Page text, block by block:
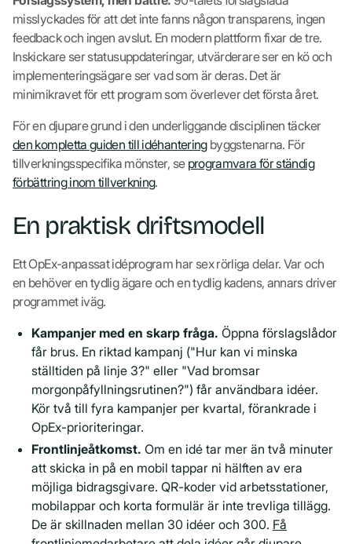
misslyckades för att det inte fanns någon transparens, ingen
feedback och ingen avslut. En modern plattform fixar de tre.
Inskickare ser statusuppdateringar, utvärderare ser en kö och
implementeringsägare ser vad som är deras. Det är
minimikravet för ett program som överlever det första året.
För en djupare grund i den underliggande disciplinen täcker
den kompletta guiden till idéhanteringbyggstenarna. För
tillverkningsspecifika mönster, se programvara för ständig
förbättring inom tillverkning.
En praktisk driftsmodell
Ett OpEx-anpassat idéprogram har sex rörliga delar. Var och
en behöver en tydlig ägare och en tydlig kadens, annars driver
programmet iväg.
Kampanjer med en skarp fråga. Öppna förslagslådor
får brus. En riktad kampanj ("Hur kan vi minska
ställtiden på linje 3?" eller "Vad bromsar
morgonpåfyllningsrutinen?") får användbara idéer.
Kör två till fyra kampanjer per kvartal, förankrade i
OpEx-prioriteringar.
Frontlinjeåtkomst. Om en idé tar mer än två minuter
att skicka in på en mobil tappar ni hälften av era
möjliga bidragsgivare. QR-koder vid arbetsstationer,
mobilappar och korta formulär är inte trevliga tillägg.
De är skillnaden mellan 30 idéer och 300. Få